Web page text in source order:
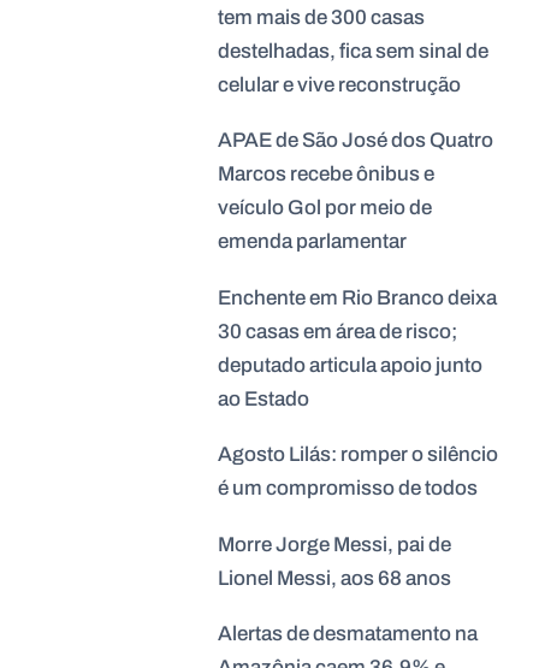
tem mais de 300 casas
destelhadas, fica sem sinal de
celular e vive reconstrução
APAE de São José dos Quatro
Marcos recebe ônibus e
veículo Gol por meio de
emenda parlamentar
Enchente em Rio Branco deixa
30 casas em área de risco;
deputado articula apoio junto
ao Estado
Agosto Lilás: romper o silêncio
é um compromisso de todos
Morre Jorge Messi, pai de
Lionel Messi, aos 68 anos
Alertas de desmatamento na